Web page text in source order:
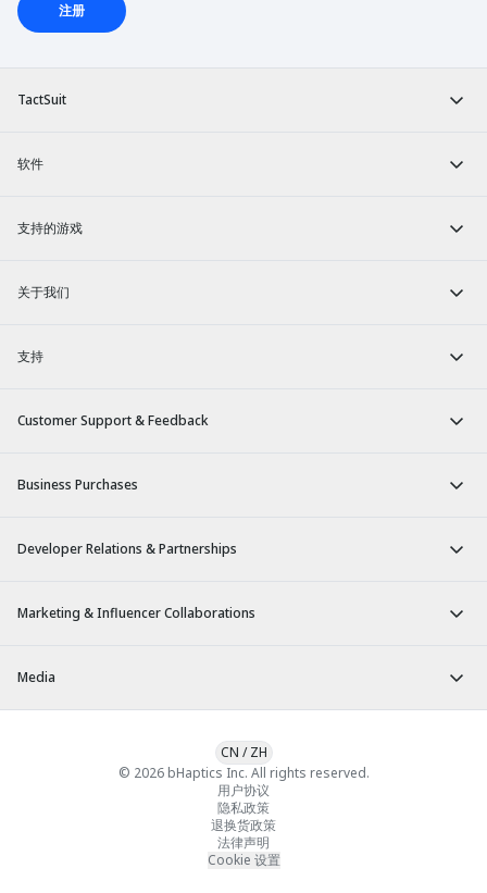
TactSuit
软件
支持的游戏
关于我们
支持
Customer Support & Feedback
Business Purchases
Developer Relations & Partnerships
Marketing & Influencer Collaborations
Media
注册
© 2026 bHaptics Inc. All rights reserved.
用户协议
隐私政策
退换货政策
法律声明
Cookie 设置
CN /ZH